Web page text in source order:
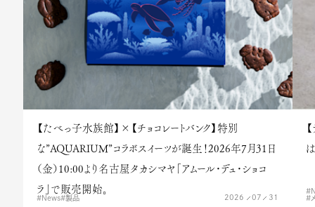
【たべっ子水族館】×【チョコレートバンク】特別
な”AQUARIUM”コラボスイーツが誕生！2026年7月31日
（金）10:00より名古屋タカシマヤ「アムール・デュ・ショコ
ラ」で販売開始。
2026 07 31
News 製品